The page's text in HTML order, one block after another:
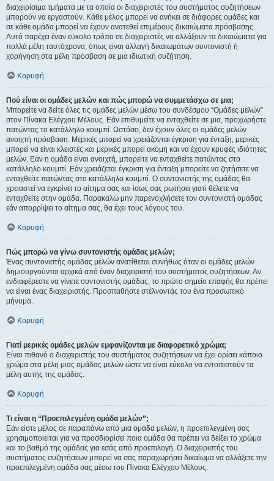
διαχειρίσιμα τμήματα με τα οποία οι διαχειριστές του συστήματος συζητήσεων
μπορούν να εργαστούν. Κάθε μέλος μπορεί να ανήκει σε διάφορες ομάδες και
σε κάθε ομάδα μπορεί να έχουν ανατεθεί επιμέρους δικαιώματα πρόσβασης.
Αυτό παρέχει έναν εύκολο τρόπο σε διαχειριστές να αλλάξουν τα δικαιώματα για
πολλά μέλη ταυτόχρονα, όπως είναι αλλαγή δικαιωμάτων συντονιστή ή
χορήγηση στα μέλη πρόσβαση σε μια ιδιωτική συζήτηση.
Κορυφή
Πού είναι οι ομάδες μελών και πώς μπορώ να συμμετάσχω σε μια;
Μπορείτε να δείτε όλες τις ομάδες μελών μέσω του συνδέσμου “Ομάδες μελών”
στον Πίνακα Ελέγχου Μέλους. Εάν επιθυμείτε να ενταχθείτε σε μια, προχωρήστε
πατώντας το κατάλληλο κουμπί. Ωστόσο, δεν έχουν όλες οι ομάδες μελών
ανοιχτή πρόσβαση. Μερικές μπορεί να χρειάζονται έγκριση για ένταξη, μερικές
μπορεί να είναι κλειστές και μερικές μπορεί ακόμη και να έχουν κρυφές ιδιότητες
μελών. Εάν η ομάδα είναι ανοιχτή, μπορείτε να ενταχθείτε πατώντας στο
κατάλληλο κουμπί. Εάν χρειάζεται έγκριση για ένταξη μπορείτε να ζητήσετε να
ενταχθείτε πατώντας στο κατάλληλο κουμπί. Ο συντονιστής της ομάδας θα
χρειαστεί να εγκρίνει το αίτημα σας και ίσως σας ρωτήσει γιατί θέλετε να
ενταχθείτε στην ομάδα. Παρακαλώ μην παρενοχλήσετε τον συντονιστή ομάδας
εάν απορρίψει το αίτημα σας, θα έχει τους λόγους του.
Κορυφή
Πώς μπορώ να γίνω συντονιστής ομάδας μελών;
Ένας συντονιστής ομάδας μελών ανατίθεται συνήθως όταν οι ομάδες μελών
δημιουργούνται αρχικά από έναν διαχειριστή του συστήματος συζητήσεων. Αν
ενδιαφέρεστε να γίνετε συντονιστής ομάδας, το πρώτο σημείο επαφής θα πρέπει
να είναι ένας διαχειριστής. Προσπαθήστε στέλνοντάς του ένα προσωπικό
μήνυμα.
Κορυφή
Γιατί μερικές ομάδες μελών εμφανίζονται με διαφορετικό χρώμα;
Είναι πιθανό ο διαχειριστής του συστήματος συζητήσεων να έχει ορίσει κάποιο
χρώμα στα μέλη μιας ομάδας μελών ώστε να είναι εύκολο να εντοπιστούν τα
μέλη αυτής της ομάδας.
Κορυφή
Τι είναι η “Προεπιλεγμένη ομάδα μελών”;
Εάν είστε μέλος σε παραπάνω από μια ομάδα μελών, η προεπιλεγμένη σας
χρησιμοποιείται για να προσδιορίσει ποια ομάδα θα πρέπει να δείξει το χρώμα
και το βαθμό της ομάδας για εσάς από προεπιλογή. Ο διαχειριστής του
συστήματος συζητήσεων μπορεί να σας παραχωρήσει δικαίωμα να αλλάξετε την
προεπιλεγμένη ομάδα σας μέσω του Πίνακα Ελέγχου Μέλους.